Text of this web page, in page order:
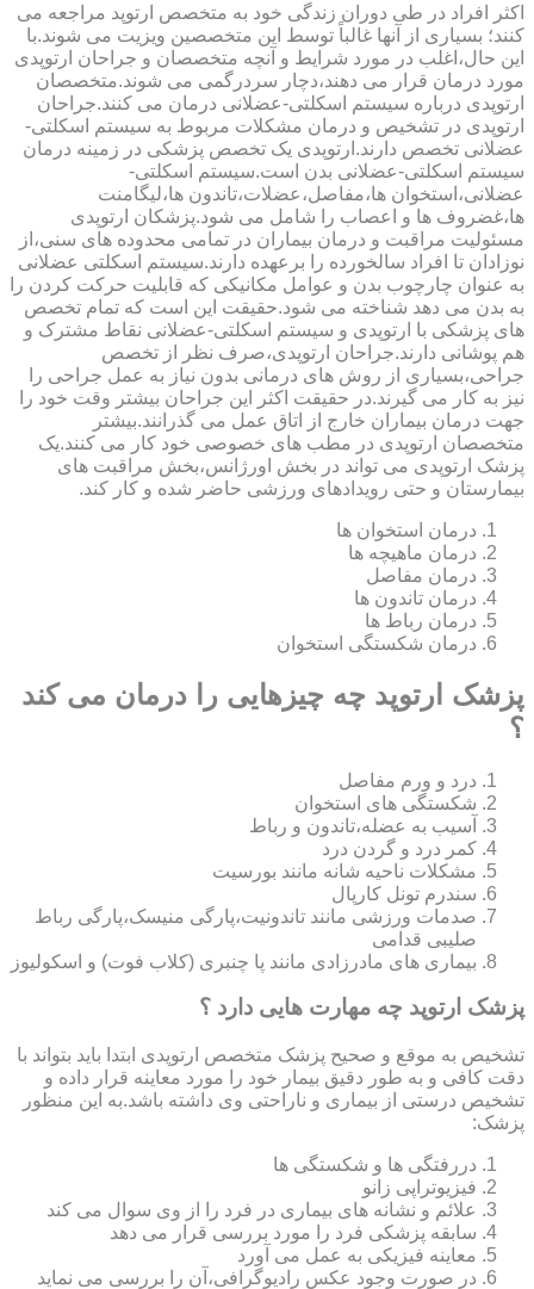
اکثر افراد در طی دوران زندگی خود به متخصص ارتوپد مراجعه می
کنند؛ بسیاری از آنها غالباً توسط این متخصصین ویزیت می شوند.با
این حال،اغلب در مورد شرایط و آنچه متخصصان و جراحان ارتوپدی
مورد درمان قرار می دهند،دچار سردرگمی می شوند.متخصصان
ارتوپدی درباره سیستم اسکلتی-عضلانی درمان می کنند.جراحان
ارتوپدی در تشخیص و درمان مشکلات مربوط به سیستم اسکلتی-
عضلانی تخصص دارند.ارتوپدی یک تخصص پزشکی در زمینه درمان
سیستم اسکلتی-عضلانی بدن است.سیستم اسکلتی-
عضلانی،استخوان ها،مفاصل،عضلات،تاندون ها،لیگامنت
ها،غضروف ها و اعصاب را شامل می شود.پزشکان ارتوپدی
مسئولیت مراقبت و درمان بیماران در تمامی محدوده های سنی،از
نوزادان تا افراد سالخورده را برعهده دارند.سیستم اسکلتی عضلانی
به عنوان چارچوب بدن و عوامل مکانیکی که قابلیت حرکت کردن را
به بدن می دهد شناخته می شود.حقیقت این است که تمام تخصص
های پزشکی با ارتوپدی و سیستم اسکلتی-عضلانی نقاط مشترک و
هم پوشانی دارند.جراحان ارتوپدی،صرف نظر از تخصص
جراحی،بسیاری از روش های درمانی بدون نیاز به عمل جراحی را
نیز به کار می گیرند.در حقیقت اکثر این جراحان بیشتر وقت خود را
جهت درمان بیماران خارج از اتاق عمل می گذرانند.بیشتر
متخصصان ارتوپدی در مطب های خصوصی خود کار می کنند.یک
پزشک ارتوپدی می تواند در بخش اورژانس،بخش مراقبت های
بیمارستان و حتی رویدادهای ورزشی حاضر شده و کار کند.
درمان استخوان ها
درمان ماهیچه ها
درمان مفاصل
درمان تاندون ها
درمان رباط ها
درمان شکستگی استخوان
پزشک ارتوپد چه چیزهایی را درمان می کند
؟
درد و ورم مفاصل
شکستگی های استخوان
آسیب به عضله،تاندون و رباط
کمر درد و گردن درد
مشکلات ناحیه شانه مانند بورسیت
سندرم تونل کارپال
صدمات ورزشی مانند تاندونیت،پارگی منیسک،پارگی رباط
صلیبی قدامی
بیماری های مادرزادی مانند پا چنبری (کلاب فوت) و اسکولیوز
پزشک ارتوپد چه مهارت هایی دارد ؟
تشخیص به موقع و صحیح پزشک متخصص ارتوپدی ابتدا باید بتواند با
دقت کافی و به طور دقیق بیمار خود را مورد معاینه قرار داده و
تشخیص درستی از بیماری و ناراحتی وی داشته باشد.به این منظور
پزشک:
دررفتگی ها و شکستگی ها
فیزیوتراپی زانو
علائم و نشانه های بیماری در فرد را از وی سوال می کند
سابقه پزشکی فرد را مورد بررسی قرار می دهد
معاینه فیزیکی به عمل می آورد
در صورت وجود عکس رادیوگرافی،آن را بررسی می‎ نماید